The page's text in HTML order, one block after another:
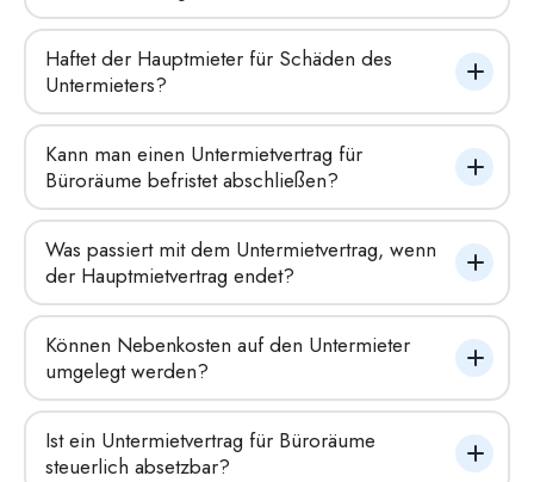
Haftet der Hauptmieter für Schäden des
Untermieters?
Kann man einen Untermietvertrag für
Büroräume befristet abschließen?
Was passiert mit dem Untermietvertrag, wenn
der Hauptmietvertrag endet?
Können Nebenkosten auf den Untermieter
umgelegt werden?
Ist ein Untermietvertrag für Büroräume
steuerlich absetzbar?